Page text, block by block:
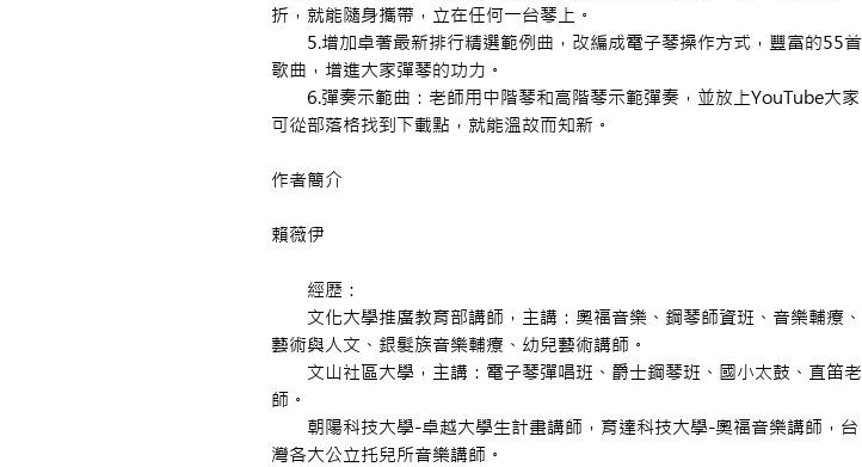
折，就能隨身攜帶，立在任何一台琴上。
5.增加卓著最新排行精選範例曲，改編成電子琴操作方式，豐富的55首
歌曲，增進大家彈琴的功力。
6.彈奏示範曲：老師用中階琴和高階琴示範彈奏，並放上YouTube大家
可從部落格找到下載點，就能溫故而知新。
作者簡介
賴薇伊
經歷：
文化大學推廣教育部講師，主講：奧福音樂、鋼琴師資班、音樂輔療、
藝術與人文、銀髮族音樂輔療、幼兒藝術講師。
文山社區大學，主講：電子琴彈唱班、爵士鋼琴班、國小太鼓、直笛老
師。
朝陽科技大學-卓越大學生計畫講師，育達科技大學-奧福音樂講師，台
灣各大公立托兒所音樂講師。